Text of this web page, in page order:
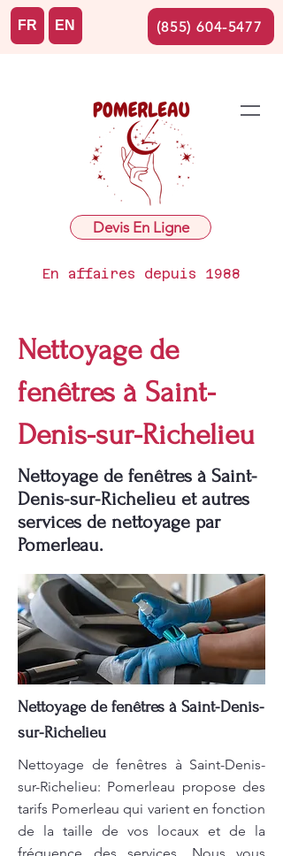
Devis En Ligne
En affaires depuis 1988
FR EN (855) 604-5477
Nettoyage de
fenêtres à Saint-
Denis-sur-Richelieu
Nettoyage de fenêtres à Saint-
Denis-sur-Richelieu et autres
services de nettoyage par
Pomerleau.
Nettoyage de fenêtres à Saint-Denis-
sur-Richelieu
Nettoyage de fenêtres à Saint-Denis-
sur-Richelieu: Pomerleau propose des
tarifs Pomerleau qui varient en fonction
de la taille de vos locaux et de la